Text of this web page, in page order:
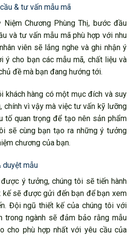
& tư vấn mẫu mã
Chương Phùng Thị, bước đầu
và tư vấn mẫu mã phù hợp với nhu
viên sẽ lắng nghe và ghi nhận ý
ý cho bạn các mẫu mã, chất liệu và
đề mà bạn đang hướng tới.
khách hàng có một mục đích và suy
chính vì vậy mà việc tư vấn kỹ lưỡng
tố quan trọng để tạo nên sản phẩm
sẽ cùng bạn tạo ra những ý tưởng
chương của bạn.
duyệt mẫu
ý tưởng, chúng tôi sẽ tiến hành
kế sẽ được gửi đến bạn để bạn xem
Đội ngũ thiết kế của chúng tôi với
trong ngành sẽ đảm bảo rằng mẫu
cho phù hợp nhất với yêu cầu của